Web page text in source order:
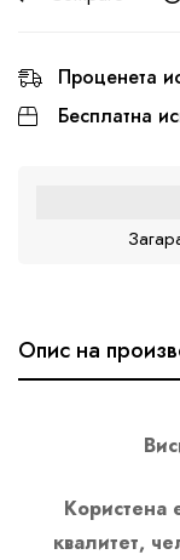
Проценета
Бесплатна
Опис на
Користена
квалитет,